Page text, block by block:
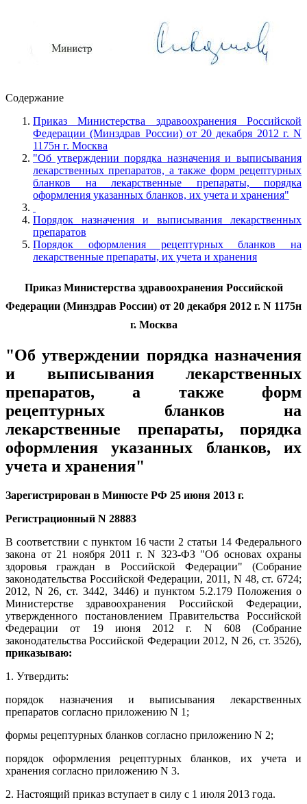
Содержание
Приказ Министерства здравоохранения Российской
Федерации (Минздрав России) от 20 декабря 2012 г. N
1175н г. Москва
"Об утверждении порядка назначения и выписывания
лекарственных препаратов, а также форм рецептурных
бланков на лекарственные препараты, порядка
оформления указанных бланков, их учета и хранения"
Порядок назначения и выписывания лекарственных
препаратов
Порядок оформления рецептурных бланков на
лекарственные препараты, их учета и хранения
Приказ Министерства здравоохранения Российской
Федерации (Минздрав России) от 20 декабря 2012 г. N 1175н
г. Москва
"Об утверждении порядка назначения
и выписывания лекарственных
препаратов, а также форм
рецептурных бланков на
лекарственные препараты, порядка
оформления указанных бланков, их
учета и хранения"
Зарегистрирован в Минюсте РФ 25 июня 2013 г.
Регистрационный N 28883
В соответствии с пунктом 16 части 2 статьи 14 Федерального
закона от 21 ноября 2011 г. N 323-ФЗ "Об основах охраны
здоровья граждан в Российской Федерации" (Собрание
законодательства Российской Федерации, 2011, N 48, ст. 6724;
2012, N 26, ст. 3442, 3446) и пунктом 5.2.179 Положения о
Министерстве здравоохранения Российской Федерации,
утвержденного постановлением Правительства Российской
Федерации от 19 июня 2012 г. N 608 (Собрание
законодательства Российской Федерации 2012, N 26, ст. 3526),
приказываю:
1. Утвердить:
порядок назначения и выписывания лекарственных
препаратов согласно приложению N 1;
формы рецептурных бланков согласно приложению N 2;
порядок оформления рецептурных бланков, их учета и
хранения согласно приложению N 3.
2. Настоящий приказ вступает в силу с 1 июля 2013 года.